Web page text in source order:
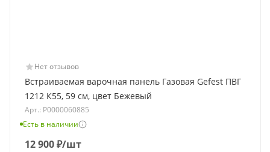
Нет отзывов
Встраиваемая варочная панель Газовая Gefest ПВГ
1212 К55, 59 см, цвет Бежевый
Арт.: Р0000060885
Есть в наличии
12 900₽/шт